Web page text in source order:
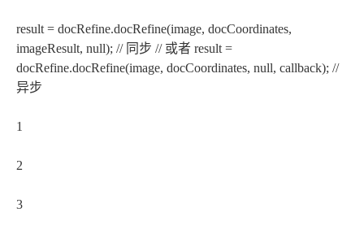
result = docRefine.docRefine(image, docCoordinates,
imageResult, null); // 同步 // 或者 result =
docRefine.docRefine(image, docCoordinates, null, callback); //
异步
1
2
3